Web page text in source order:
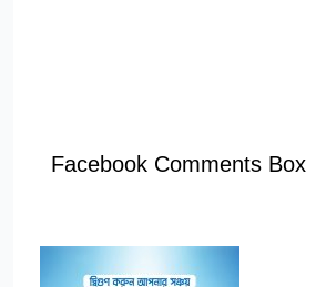
Facebook Comments Box